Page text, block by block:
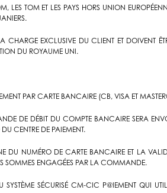
LES TOM ET LES PAYS HORS UNION
CHARGE EXCLUSIVE DU CLIENT ET DOIVENT
DU ROYAUME UNI.
PAR CARTE BANCAIRE (CB, VISA ET
DE DÉBIT DU COMPTE BANCAIRE SERA
CENTRE DE PAIEMENT.
DU NUMÉRO DE CARTE BANCAIRE ET LA
SOMMES ENGAGÉES PAR LA COMMANDE.
SYSTÈME SÉCURISÉ CM-CIC P@IEMENT QUI